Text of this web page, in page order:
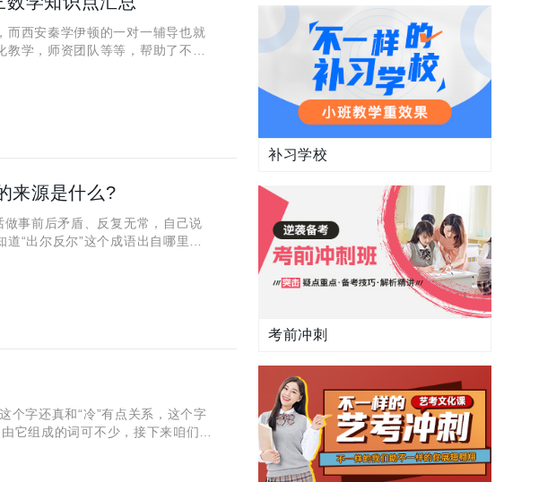
西安秦学伊顿的一对一辅导也就
学，师资团队等等，帮助了不少
学伊顿教育针对一对一
来源是什么?
事前后矛盾、反复无常，自己说
“出尔反尔”这个成语出自哪里
字还真和“冷”有点关系，这个字
它组成的词可不少，接下来咱们就
补习学校
考前冲刺